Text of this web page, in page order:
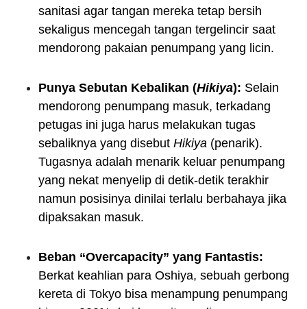
sanitasi agar tangan mereka tetap bersih
sekaligus mencegah tangan tergelincir saat
mendorong pakaian penumpang yang licin.
Punya Sebutan Kebalikan (Hikiya): Selain
mendorong penumpang masuk, terkadang
petugas ini juga harus melakukan tugas
sebaliknya yang disebut Hikiya (penarik).
Tugasnya adalah menarik keluar penumpang
yang nekat menyelip di detik-detik terakhir
namun posisinya dinilai terlalu berbahaya jika
dipaksakan masuk.
Beban “Overcapacity” yang Fantastis:
Berkat keahlian para Oshiya, sebuah gerbong
kereta di Tokyo bisa menampung penumpang